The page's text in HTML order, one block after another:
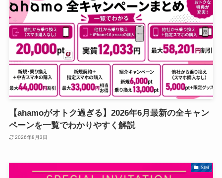
【ahamoがオトク過ぎる】2026年6月最新の全キャン
ペーンを一覧でわかりやすく解説
2026年8月3日
SIM